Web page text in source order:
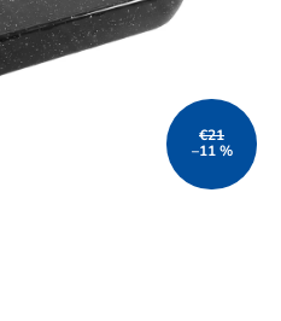
€21
–11 %